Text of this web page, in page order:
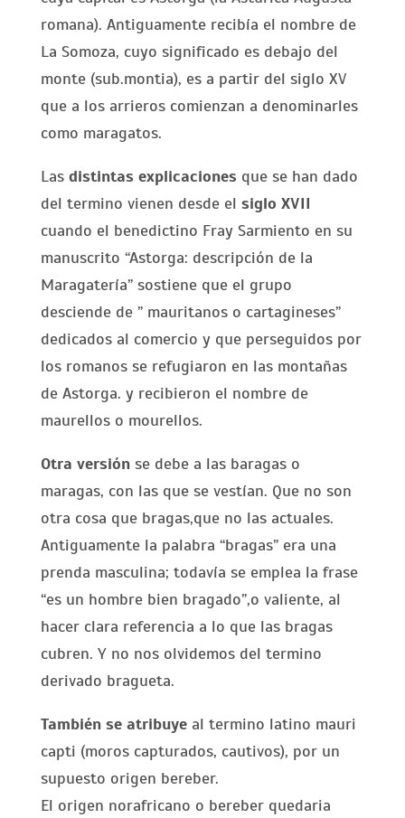
romana). Antiguamente recibía el nombre de
La Somoza, cuyo significado es debajo del
monte (sub.montia), es a partir del siglo XV
que a los arrieros comienzan a denominarles
como maragatos.
Lasdistintas explicaciones que se han dado
del termino vienen desde el siglo XVII
cuando el benedictino Fray Sarmiento en su
manuscrito “Astorga: descripción de la
Maragatería” sostiene que el grupo
desciende de ” mauritanos o cartagineses”
dedicados al comercio y que perseguidos por
los romanos se refugiaron en las montañas
de Astorga. y recibieron el nombre de
maurellos o mourellos.
Otra versiónse debe a las baragas o
maragas, con las que se vestían. Que no son
otra cosa que bragas,que no las actuales.
Antiguamente la palabra “bragas” era una
prenda masculina; todavía se emplea la frase
“es un hombre bien bragado”,o valiente, al
hacer clara referencia a lo que las bragas
cubren. Y no nos olvidemos del termino
derivado bragueta.
También se atribuyeal termino latino mauri
capti (moros capturados, cautivos), por un
supuesto origen bereber.
El origen norafricano o bereber quedaria